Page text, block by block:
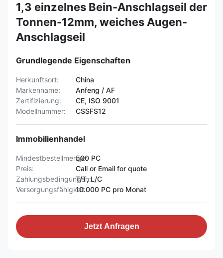
1,3 einzelnes Bein-Anschlagseil der
Tonnen-12mm, weiches Augen-
Anschlagseil
Grundlegende Eigenschaften
Herkunftsort:
China
Markenname:
Anfeng / AF
Zertifizierung:
CE, ISO 9001
Modellnummer:
CSSFS12
Immobilienhandel
Mindestbestellmenge:500 PC
Preis:
Call or Email for quote
Zahlungsbedingungen:
T/T, L/C
Versorgungsfähigkeit:10.000 PC pro Monat
Jetzt Anfragen